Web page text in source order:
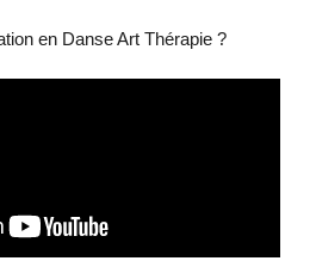
en Danse Art Thérapie ?